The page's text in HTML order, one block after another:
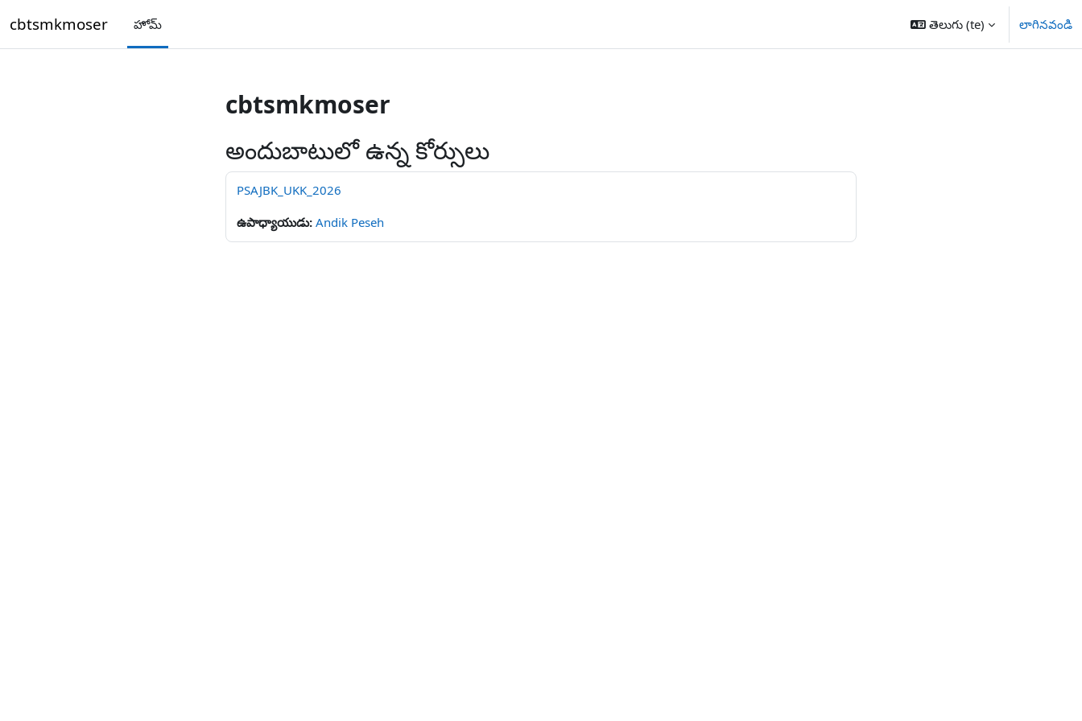
cbtsmkmoser హోమ్ తెలుగు ‎(te)‎ లాగినవండి
cbtsmkmoser
అందుబాటులో ఉన్న కోర్సులు
PSAJBK_UKK_2026
ఉపాధ్యాయుడు: Andik Peseh